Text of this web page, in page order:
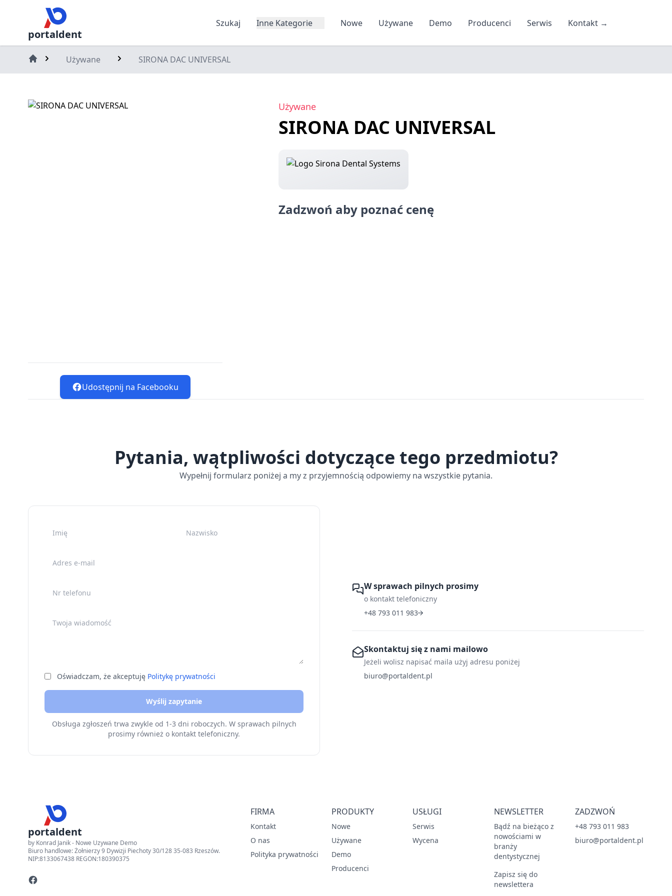
portaldent
Szukaj Inne Kategorie Nowe Używane Demo Producenci Serwis Kontakt →
Używane SIRONA DAC UNIVERSAL
Udostępnij na Facebooku
Używane
SIRONA DAC UNIVERSAL
Zadzwoń aby poznać cenę
Pytania, wątpliwości dotyczące tego przedmiotu?
Wypełnij formularz poniżej a my z przyjemnością odpowiemy na wszystkie pytania.
Nazwisko
Adres e-mail
Nr telefonu
Twoja wiadomość
Oświadczam, że akceptuję Politykę prywatności
Wyślij zapytanie
Obsługa zgłoszeń trwa zwykle od 1-3 dni roboczych. W sprawach pilnych
prosimy również o kontakt telefoniczny.
W sprawach pilnych prosimy
o kontakt telefoniczny
+48 793 011 983
Skontaktuj się z nami mailowo
Jeżeli wolisz napisać maila użyj adresu poniżej
biuro@portaldent.pl
portaldent
by Konrad Janik - Nowe Uzywane Demo
Biuro handlowe: Żołnierzy 9 Dywizji Piechoty 30/128 35-083 Rzeszów.
NIP:8133067438 REGON:180390375
FIRMA
Kontakt
O nas
Polityka prywatności
PRODUKTY
Nowe
Używane
Demo
Producenci
USŁUGI
Serwis
Wycena
NEWSLETTER
Bądź na bieżąco z
nowościami w
branży
dentystycznej
Zapisz się do
newslettera
ZADZWOŃ
+48 793 011 983
biuro@portaldent.pl